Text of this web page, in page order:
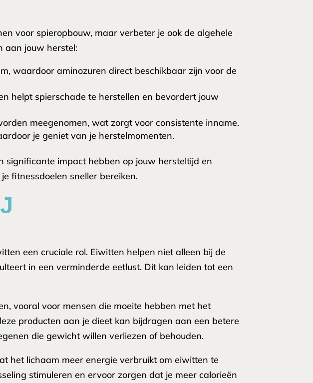
voor spieropbouw, maar verbeter je ook de algehele
aan jouw herstel:
waardoor aminozuren direct beschikbaar zijn voor de
helpt spierschade te herstellen en bevordert jouw
meegenomen, wat zorgt voor consistente inname.
je geniet van je herstelmomenten.
significante impact hebben op jouw hersteltijd en
fitnessdoelen sneller bereiken.
een cruciale rol. Eiwitten helpen niet alleen bij de
in een verminderde eetlust. Dit kan leiden tot een
vooral voor mensen die moeite hebben met het
producten aan je dieet kan bijdragen aan een betere
die gewicht willen verliezen of behouden.
het lichaam meer energie verbruikt om eiwitten te
stimuleren en ervoor zorgen dat je meer calorieën